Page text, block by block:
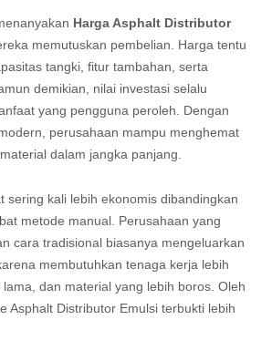
Harga Asphalt Distributor
memutuskan pembelian. Harga tentu
tangki, fitur tambahan, serta
demikian, nilai investasi selalu
yang pengguna peroleh. Dengan
perusahaan mampu menghemat
dalam jangka panjang.
sering kali lebih ekonomis dibandingkan
metode manual. Perusahaan yang
cara tradisional biasanya mengeluarkan
membutuhkan tenaga kerja lebih
dan material yang lebih boros. Oleh
Asphalt Distributor Emulsi terbukti lebih